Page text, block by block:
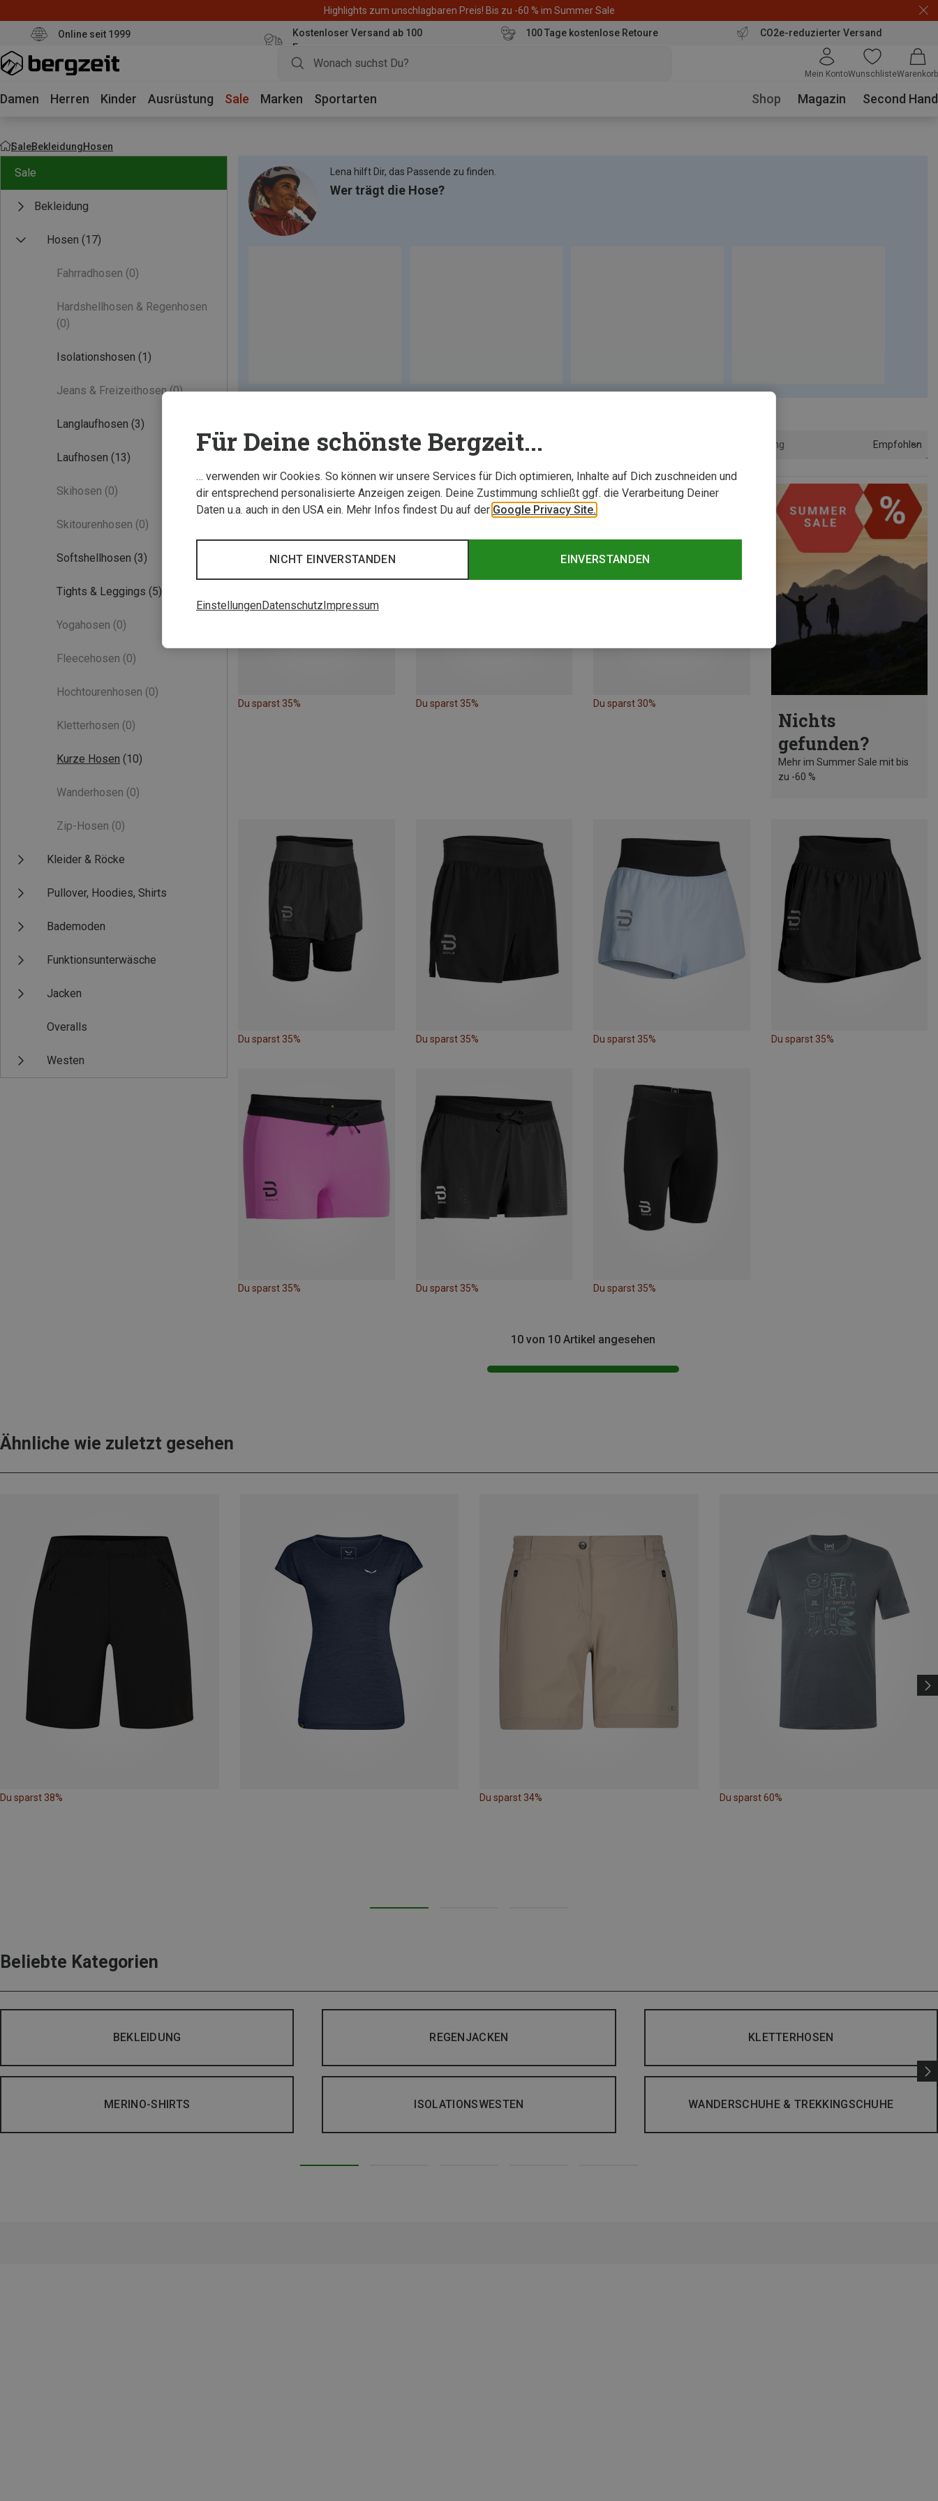
Highlights zum unschlagbaren Preis! Bis zu -60 % im Summer Sale
Online seit 1999
Kostenloser Versand ab 100
Euro
100 Tage kostenlose Retoure CO2e-reduzierter Versand
Mein KontoWunschlisteWarenkorb
Damen Herren Kinder Ausrüstung Sale Marken Sportarten Shop Magazin Second Hand
SaleBekleidungHosen
Sale
Bekleidung
Hosen (17)
Fahrradhosen (0)
Hardshellhosen & Regenhosen
(0)
Isolationshosen (1)
Jeans & Freizeithosen (0)
Langlaufhosen (3)
Laufhosen (13)
Skihosen (0)
Skitourenhosen (0)
Softshellhosen (3)
Tights & Leggings (5)
Yogahosen (0)
Fleecehosen (0)
Hochtourenhosen (0)
Kletterhosen (0)
Kurze Hosen (10)
Wanderhosen (0)
Zip-Hosen (0)
Kleider & Röcke
Pullover, Hoodies, Shirts
Bademoden
Funktionsunterwäsche
Jacken
Overalls
Westen
Lena hilft Dir, das Passende zu finden.
Wer trägt die Hose?
Sortierung Empfohlen
Du sparst 35% Du sparst 35% Du sparst 30%
Nichts
gefunden?
Mehr im Summer Sale mit bis
zu -60 %
Du sparst 35% Du sparst 35% Du sparst 35% Du sparst 35%
Du sparst 35% Du sparst 35% Du sparst 35%
10 von 10 Artikel angesehen
Ähnliche wie zuletzt gesehen
Du sparst 38% Du sparst 34% Du sparst 60%
Beliebte Kategorien
BEKLEIDUNG REGENJACKEN KLETTERHOSEN
MERINO-SHIRTS ISOLATIONSWESTEN WANDERSCHUHE & TREKKINGSCHUHE
Für Deine schönste Bergzeit...
… verwenden wir Cookies. So können wir unsere Services für Dich optimieren, Inhalte auf Dich zuschneiden und
dir entsprechend personalisierte Anzeigen zeigen. Deine Zustimmung schließt ggf. die Verarbeitung Deiner
Daten u.a. auch in den USA ein. Mehr Infos findest Du auf der Google Privacy Site.
EINVERSTANDEN
NICHT EINVERSTANDEN
EinstellungenDatenschutzImpressum